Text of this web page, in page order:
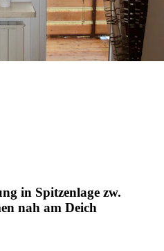
in Spitzenlage zw.
nah am Deich